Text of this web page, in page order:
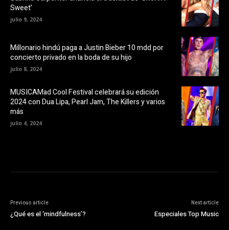
n
n
n
t
a
n
a
u
e
v
a
Sweet’
julio 9, 2024
Millonario hindú paga a Justin Bieber 10 mdd por
concierto privado en la boda de su hijo
julio 8, 2024
MUSICAMad Cool Festival celebrará su edición
2024 con Dua Lipa, Pearl Jam, The Killers y varios
más
julio 4, 2024
Previous article
¿Qué es el ‘mindfulness’?
Next article
Especiales Top Music